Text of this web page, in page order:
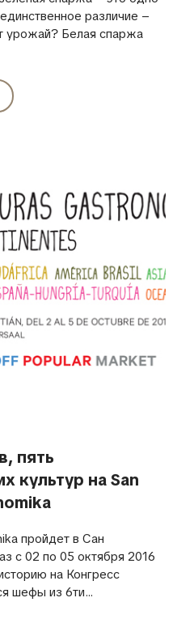
различие –
урожай? Белая спаржа
пять
культур на San
пройдет в Сан
с 02 по 05 октября 2016
на Конгресс
шефы из 6ти...